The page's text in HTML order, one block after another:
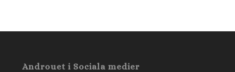
Androuet i Sociala medier